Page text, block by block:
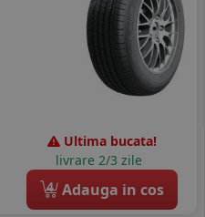
Ultima bucata!
livrare 2/3 zile
4 Adauga in cos